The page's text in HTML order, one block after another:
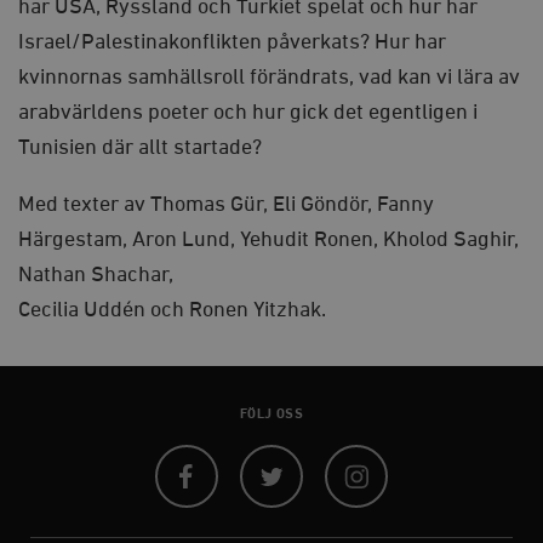
har USA, Ryssland och Turkiet spelat och hur har
Israel/Palestinakonflikten påverkats? Hur har
kvinnornas samhällsroll förändrats, vad kan vi lära av
arabvärldens poeter och hur gick det egentligen i
Tunisien där allt startade?
Med texter av Thomas Gür, Eli Göndör, Fanny
Härgestam, Aron Lund, Yehudit Ronen, Kholod Saghir,
Nathan Shachar,
Cecilia Uddén och Ronen Yitzhak.
FÖLJ OSS
Funktioner
kärnwebbplatsfunktioner som användarinloggning
och kontohantering. Webbplatsen kan inte användas
ordentligt utan strikt nödvändiga cookies.
woocommerce_cart_hash
Inc.
timbro.se